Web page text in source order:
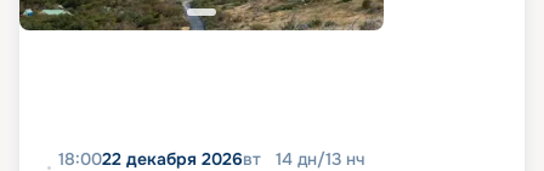
18:0022 декабря 2026вт 14 дн/13 нч